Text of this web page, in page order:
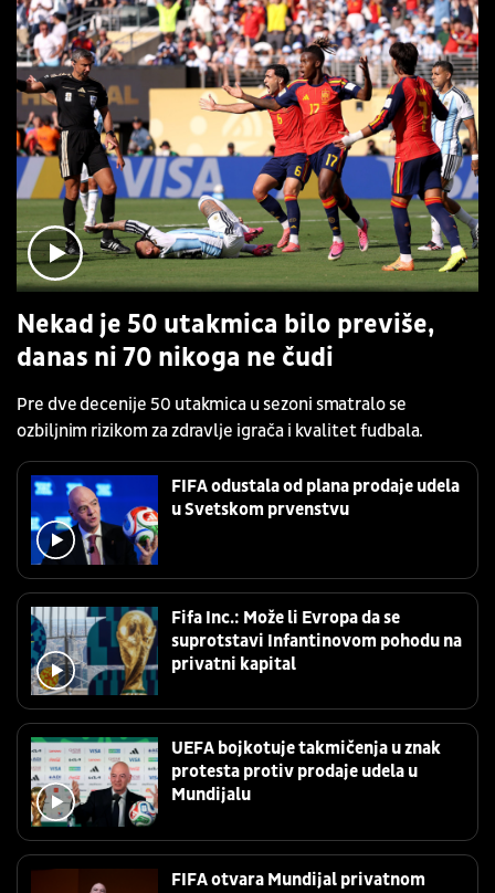
Nekad je 50 utakmica bilo previše,
danas ni 70 nikoga ne čudi
Pre dve decenije 50 utakmica u sezoni smatralo se
ozbiljnim rizikom za zdravlje igrača i kvalitet fudbala.
FIFA odustala od plana prodaje udela
u Svetskom prvenstvu
Fifa Inc.: Može li Evropa da se
suprotstavi Infantinovom pohodu na
privatni kapital
UEFA bojkotuje takmičenja u znak
protesta protiv prodaje udela u
Mundijalu
FIFA otvara Mundijal privatnom